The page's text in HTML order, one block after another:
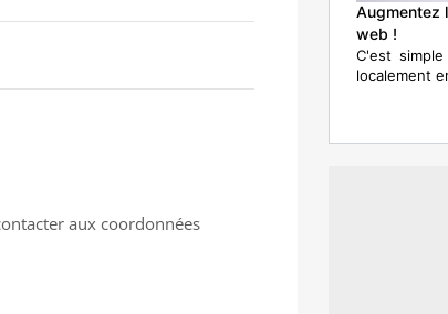
Augmentez
web !
C'est
localement